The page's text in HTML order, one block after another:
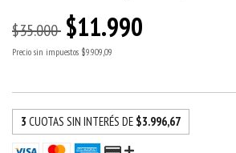
$35.000 $11.990
Precio sin impuestos $9.909,09
3 CUOTAS SIN INTERÉS DE $3.996,67